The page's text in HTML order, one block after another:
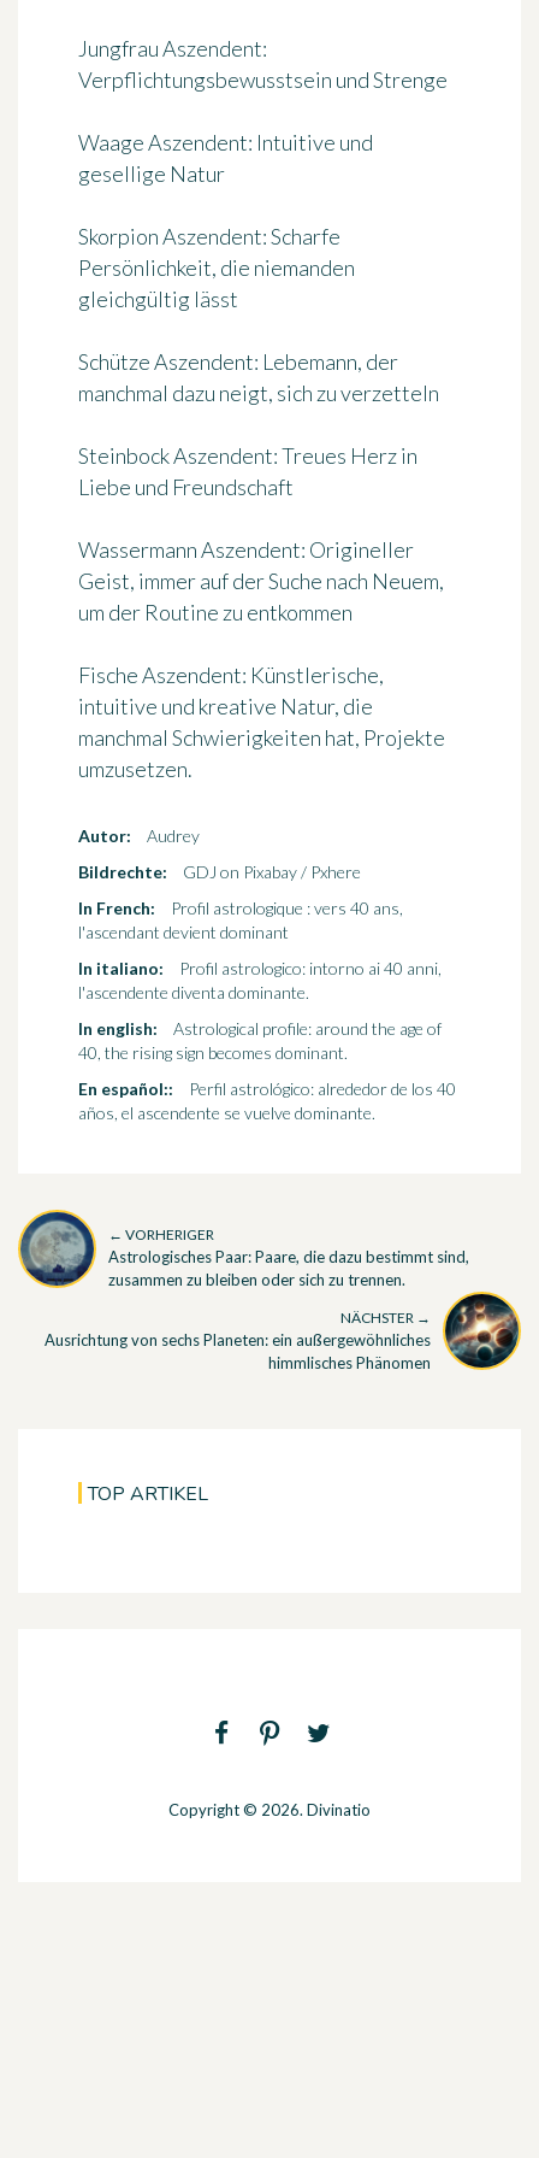
Jungfrau Aszendent:
Verpflichtungsbewusstsein und Strenge
Waage Aszendent: Intuitive und
gesellige Natur
Skorpion Aszendent: Scharfe
Persönlichkeit, die niemanden
gleichgültig lässt
Schütze Aszendent: Lebemann, der
manchmal dazu neigt, sich zu verzetteln
Steinbock Aszendent: Treues Herz in
Liebe und Freundschaft
Wassermann Aszendent: Origineller
Geist, immer auf der Suche nach Neuem,
um der Routine zu entkommen
Fische Aszendent: Künstlerische,
intuitive und kreative Natur, die
manchmal Schwierigkeiten hat, Projekte
umzusetzen.
Autor:
Audrey
Bildrechte:
GDJ on Pixabay / Pxhere
In French:
Profil astrologique : vers 40 ans,
l'ascendant devient dominant
In italiano:
Profil astrologico: intorno ai 40 anni,
l'ascendente diventa dominante.
In english:
Astrological profile: around the age of
40, the rising sign becomes dominant.
En español::
Perfil astrológico: alrededor de los 40
años, el ascendente se vuelve dominante.
← VORHERIGER
Astrologisches Paar: Paare, die dazu bestimmt sind,
zusammen zu bleiben oder sich zu trennen.
NÄCHSTER →
Ausrichtung von sechs Planeten: ein außergewöhnliches
himmlisches Phänomen
TOP ARTIKEL
Copyright © 2026. Divinatio